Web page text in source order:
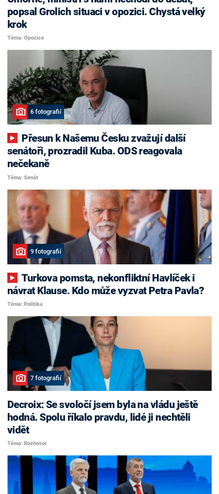
popsal Grolich situaci v opozici. Chystá velký
krok
Téma: Opozice
6 fotografií
senátoři, prozradil Kuba. ODS reagovala
nečekaně
Téma: Senát
9 fotografií
Turkova pomsta, nekonfliktní Havlíček i
návrat Klause. Kdo může vyzvat Petra Pavla?
Téma: Politika
7 fotografií
Decroix: Se svoločí jsem byla na vládu ještě
hodná. Spolu říkalo pravdu, lidé ji nechtěli
vidět
Téma: Rozhovor